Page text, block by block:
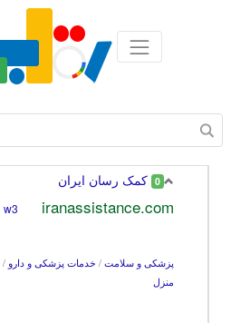
0 کمک رسان ایران
iranassistance.com
w3
پزشکی و سلامت / خدمات پزشکی و دارو /
منزل